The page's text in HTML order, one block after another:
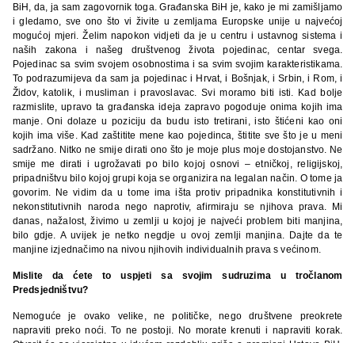
BiH, da, ja sam zagovornik toga. Građanska BiH je, kako je mi zamišljamo
i gledamo, sve ono što vi živite u zemljama Europske unije u najvećoj
mogućoj mjeri. Želim napokon vidjeti da je u centru i ustavnog sistema i
naših zakona i našeg društvenog života pojedinac, centar svega.
Pojedinac sa svim svojem osobnostima i sa svim svojim karakteristikama.
To podrazumijeva da sam ja pojedinac i Hrvat, i Bošnjak, i Srbin, i Rom, i
Židov, katolik, i musliman i pravoslavac. Svi moramo biti isti. Kad bolje
razmislite, upravo ta građanska ideja zapravo pogoduje onima kojih ima
manje. Oni dolaze u poziciju da budu isto tretirani, isto štićeni kao oni
kojih ima više. Kad zaštitite mene kao pojedinca, štitite sve što je u meni
sadržano. Nitko ne smije dirati ono što je moje plus moje dostojanstvo. Ne
smije me dirati i ugrožavati po bilo kojoj osnovi – etničkoj, religijskoj,
pripadništvu bilo kojoj grupi koja se organizira na legalan način. O tome ja
govorim. Ne vidim da u tome ima išta protiv pripadnika konstitutivnih i
nekonstitutivnih naroda nego naprotiv, afirmiraju se njihova prava. Mi
danas, nažalost, živimo u zemlji u kojoj je najveći problem biti manjina,
bilo gdje. A uvijek je netko negdje u ovoj zemlji manjina. Dajte da te
manjine izjednačimo na nivou njihovih individualnih prava s većinom.
Mislite da ćete to uspjeti sa svojim sudruzima u tročlanom
Predsjedništvu?
Nemoguće je ovako velike, ne političke, nego društvene preokrete
napraviti preko noći. To ne postoji. No morate krenuti i napraviti korak.